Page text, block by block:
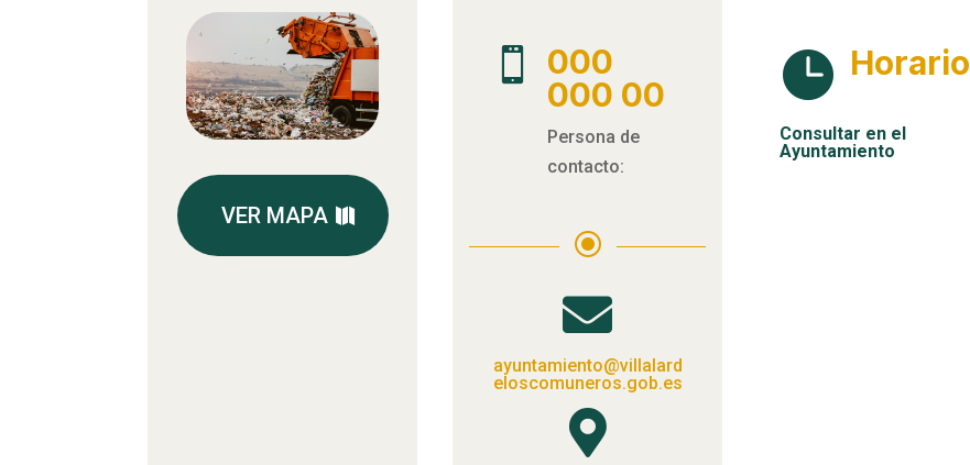
VER MAPA

000
000 00
Persona de
contacto:
\

ayuntamiento@villalard
eloscomuneros.gob.es

 Horario
Consultar en el
Ayuntamiento